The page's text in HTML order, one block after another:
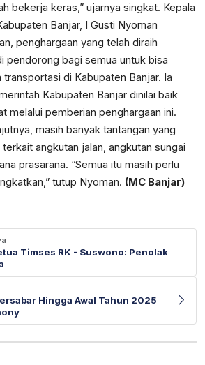
bekerja keras,” ujarnya singkat. Kepala
Banjar, I Gusti Nyoman
penghargaan yang telah diraih
pendorong bagi semua untuk bisa
di Kabupaten Banjar. Ia
Kabupaten Banjar dinilai baik
melalui pemberian penghargaan ini.
masih banyak tantangan yang
angkutan jalan, angkutan sungai
prasarana. “Semua itu masih perlu
tutup Nyoman. (MC Banjar)
Timses RK - Suswono: Penolak
Hingga Awal Tahun 2025